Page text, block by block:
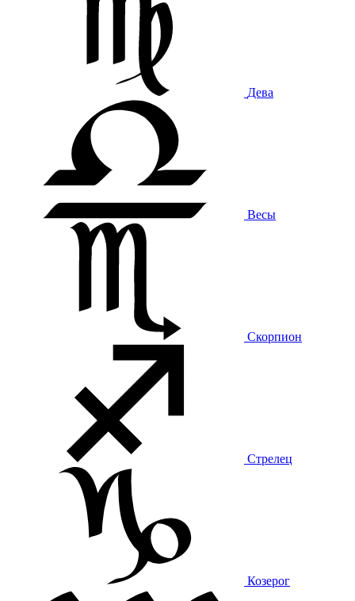
Дева
Весы
Скорпион
Стрелец
Козерог